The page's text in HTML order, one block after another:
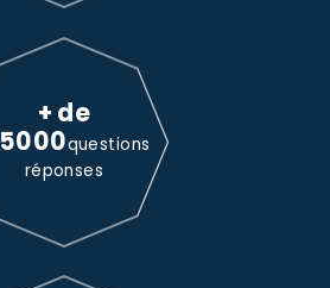
+ de
5000questions
réponses